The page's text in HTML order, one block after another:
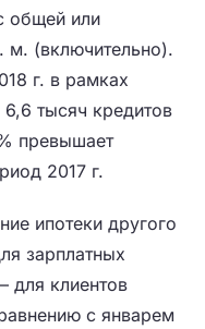
общей или
м. (включительно).
г. в рамках
тысяч кредитов
превышает
2017 г.
ипотеки другого
зарплатных
для клиентов
с январем